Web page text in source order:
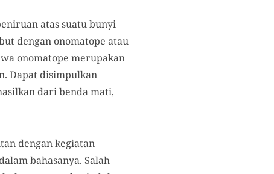
atas suatu bunyi
dengan onomatope atau
onomatope merupakan
Dapat disimpulkan
dari benda mati,
dengan kegiatan
bahasanya. Salah